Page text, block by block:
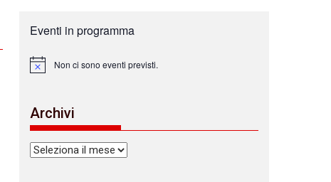
Eventi in programma
N
c
e
Non ci sono eventi previsti.
Archivi
Archivi